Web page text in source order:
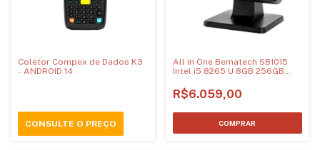
Coletor Compex de Dados K3
- ANDROID 14
CONSULTE O PREÇO
All in One Bematech SB1015
Intel i5 8265 U 8GB 256GB
R$6.059,00